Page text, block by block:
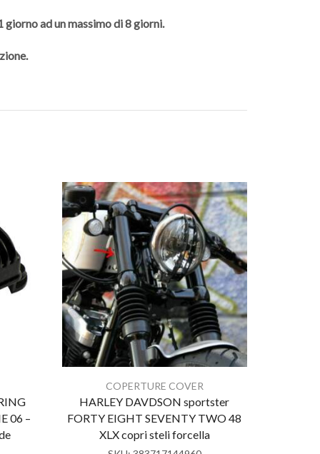
ad un massimo di 8 giorni.
06 –
COPERTURE COVER
HARLEY DAVDSON sportster
FORTY EIGHT SEVENTY TWO 48
XLX copri steli forcella